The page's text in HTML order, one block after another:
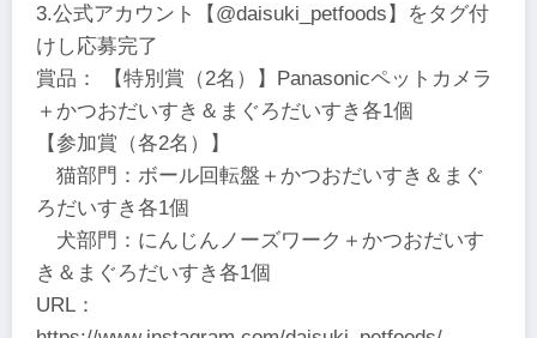
3.公式アカウント【@daisuki_petfoods】をタグ付
けし応募完了
賞品： 【特別賞（2名）】Panasonicペットカメラ
＋かつおだいすき＆まぐろだいすき各1個
【参加賞（各2名）】
猫部門：ボール回転盤＋かつおだいすき＆まぐ
ろだいすき各1個
犬部門：にんじんノーズワーク＋かつおだいす
き＆まぐろだいすき各1個
URL：